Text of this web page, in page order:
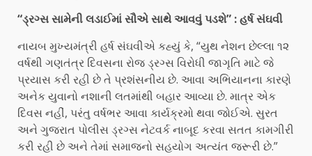
“ડ્રગ્સ સામેની લડાઈમાં સૌએ સાથે આવવું પડશે” : હર્ષ સંઘવી
નાયબ મુખ્યમંત્રી હર્ષ સંઘવીએ કહ્યું કે, “યુથ નેશન છેલ્લા ૧૨
વર્ષથી ગણતંત્ર દિવસના રોજ ડ્રગ્સ વિરોધી જાગૃતિ માટે જે
પ્રયાસ કરી રહી છે તે પ્રશંસનીય છે. આવા અભિયાનના કારણે
અનેક યુવાનો નશાની લતમાંથી બહાર આવ્યા છે. માત્ર એક
દિવસ નહીં, પરંતુ વર્ષભર આવા કાર્યક્રમો થવા જોઈએ. સુરત
અને ગુજરાત પોલીસ ડ્રગ્સ નેટવર્ક નાબૂદ કરવા સતત કામગીરી
કરી રહી છે અને તેમાં સમાજનો સહયોગ અત્યંત જરૂરી છે.”